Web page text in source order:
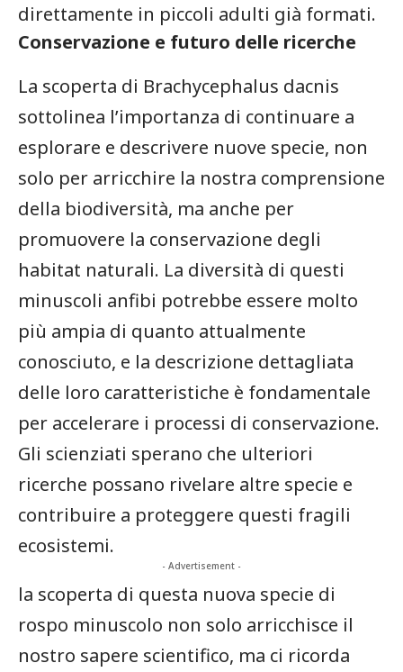
direttamente⁢ in piccoli adulti già formati.
Conservazione e futuro delle ricerche
La scoperta di Brachycephalus dacnis
sottolinea l’importanza di ​continuare‌ a
esplorare e descrivere nuove specie,⁣ non
solo per⁤ arricchire la ⁣nostra comprensione
della ⁤biodiversità, ‍ma ‌anche per
promuovere la conservazione degli
habitat naturali. La diversità di questi
‍minuscoli anfibi potrebbe ⁣essere‍ molto
⁤più ampia⁤ di‌ quanto attualmente
conosciuto, e‌ la descrizione dettagliata
delle loro caratteristiche è fondamentale
per accelerare i⁢ processi⁢ di ‍conservazione.
Gli scienziati⁣ sperano che ulteriori
ricerche possano ‌rivelare altre⁣ specie e
contribuire a proteggere questi ⁤fragili
ecosistemi.
- Advertisement -
la scoperta di‍ questa nuova specie di
rospo minuscolo non solo arricchisce il
nostro sapere scientifico, ma ci ricorda